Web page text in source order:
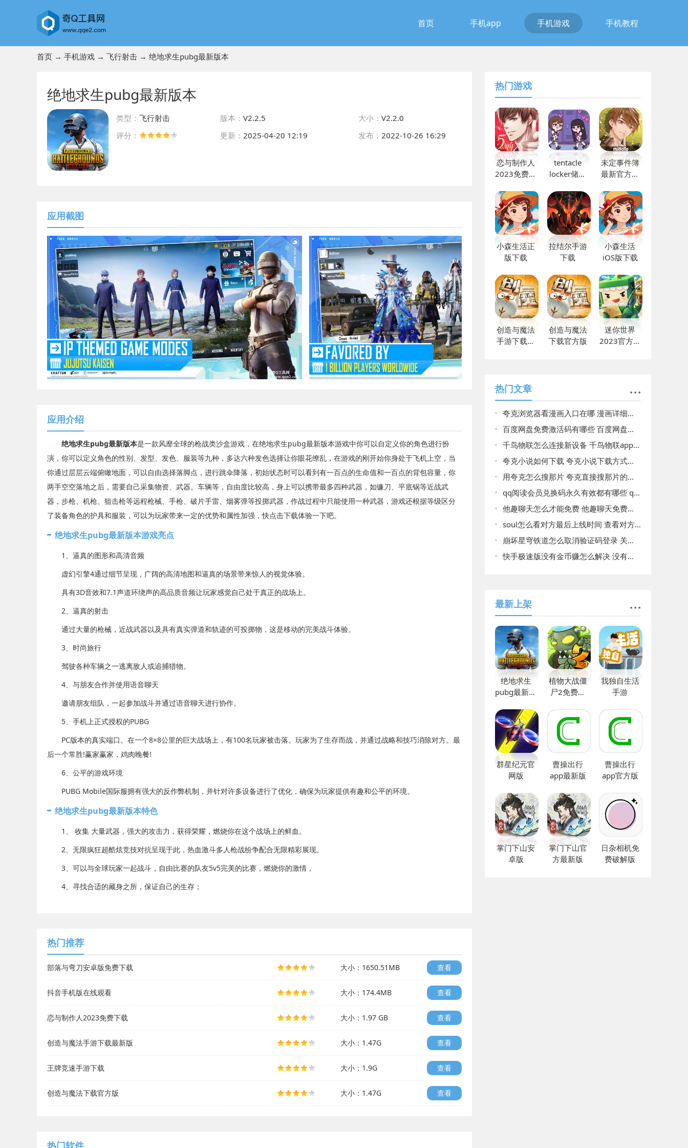
首页 手机app 手机游戏 手机教程
首页 → 手机游戏 → 飞行射击 → 绝地求生pubg最新版本
绝地求生pubg最新版本
类型： 飞行射击 版本： V2.2.5 大小： V2.2.0
评分：
更新： 2025-04-20 12:19 发布： 2022-10-26 16:29
应用截图
应用介绍
绝地求生pubg最新版本是一款风靡全球的枪战类沙盒游戏，在绝地求生pubg最新版本游戏中你可以自定义你的角色进行扮
演，你可以定义角色的性别、发型、发色、服装等九种，多达六种发色选择让你眼花缭乱，在游戏的刚开始你身处于飞机上空，当
你通过层层云端俯瞰地面，可以自由选择落脚点，进行跳伞降落，初始状态时可以看到有一百点的生命值和一百点的背包容量，你
两手空空落地之后，需要自己采集物资、武器。车辆等，自由度比较高，身上可以携带最多四种武器，如镰刀、平底锅等近战武
器，步枪、机枪、狙击枪等远程枪械、手枪、破片手雷、烟雾弹等投掷武器，作战过程中只能使用一种武器，游戏还根据等级区分
了装备角色的护具和服装，可以为玩家带来一定的优势和属性加强，快点击下载体验一下吧。
绝地求生pubg最新版本游戏亮点
1、逼真的图形和高清音频
虚幻引擎4通过细节呈现，广阔的高清地图和逼真的场景带来惊人的视觉体验。
具有3D音效和7.1声道环绕声的高品质音频让玩家感觉自己处于真正的战场上。
2、逼真的射击
通过大量的枪械，近战武器以及具有真实弹道和轨迹的可投掷物，这是移动的完美战斗体验。
3、时尚旅行
驾驶各种车辆之一逃离敌人或追捕猎物。
4、与朋友合作并使用语音聊天
邀请朋友组队，一起参加战斗并通过语音聊天进行协作。
5、手机上正式授权的PUBG
PC版本的真实端口。在一个8×8公里的巨大战场上，有100名玩家被击落。玩家为了生存而战，并通过战略和技巧消除对方。最
后一个常胜!赢家赢家，鸡肉晚餐!
6、公平的游戏环境
PUBG Mobile国际服拥有强大的反作弊机制，并针对许多设备进行了优化，确保为玩家提供有趣和公平的环境。
绝地求生pubg最新版本特色
1、 收集 大量武器，强大的攻击力，获得荣耀，燃烧你在这个战场上的鲜血。
2、无限疯狂超酷炫竞技对抗呈现于此，热血激斗多人枪战纷争配合无限精彩展现。
3、可以与全球玩家一起战斗，自由比赛的队友5v5完美的比赛，燃烧你的激情，
4、寻找合适的藏身之所，保证自己的生存；
热门推荐
部落与弯刀安卓版免费下载 大小：1650.51MB 查看
抖音手机版在线观看 大小：174.4MB 查看
恋与制作人2023免费下载 大小：1.97 GB 查看
创造与魔法手游下载最新版 大小：1.47G 查看
王牌竞速手游下载 大小：1.9G 查看
创造与魔法下载官方版 大小：1.47G 查看
热门软件
热门游戏
恋与制作人
2023免费下
tentacle
locker储存
未定事件簿
最新官方版
小森生活正
版下载
拉结尔手游
下载
小森生活
iOS版下载
创造与魔法
手游下载最
创造与魔法
下载官方版
迷你世界
2023官方最
热门文章
夸克浏览器看漫画入口在哪 漫画详细入口介绍
百度网盘免费激活码有哪些 百度网盘激活码免费领取2025
千鸟物联怎么连接新设备 千鸟物联app使用教程
夸克小说如何下载 夸克小说下载方式分享
用夸克怎么搜那片 夸克直接搜那片的方法
qq阅读会员兑换码永久有效都有哪些 qq阅读会员兑换码永久有效大全
他趣聊天怎么才能免费 他趣聊天免费方法
soul怎么看对方最后上线时间 查看对方最后上线时间方法介绍
崩坏星穹铁道怎么取消验证码登录 关闭新设备验证流程方法分享
快手极速版没有金币赚怎么解决 没有赚金币解决办法
最新上架
绝地求生
pubg最新版
植物大战僵
尸2免费下
我独自生活
手游
群星纪元官
网版
曹操出行
app最新版
曹操出行
app官方版
掌门下山安
卓版
掌门下山官
方最新版
日杂相机免
费破解版